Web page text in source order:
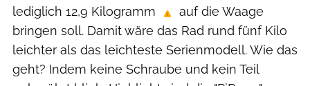
lediglich 12,9 Kilogramm
auf die Waage
bringen soll. Damit wäre das Rad rund fünf Kilo
leichter als das leichteste Serienmodell. Wie das
geht? Indem keine Schraube und kein Teil